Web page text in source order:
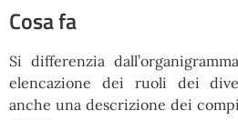
Cosa fa
Si differenzia
elencazione dei ruoli dei
anche una descrizione dei